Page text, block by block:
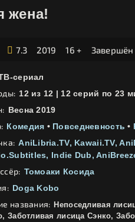
жена!
7.3 2019 16 + Завершён
сериал
12 из 12 | 12 серий по 23
Весна 2019
Комедия • Повседневность•
AniLibria.TV Kawaii.TV
Indie Dub
Томоаки Косида
Doga Kobo
названия: Непоседливая
Заботливая лисица Сэнко,